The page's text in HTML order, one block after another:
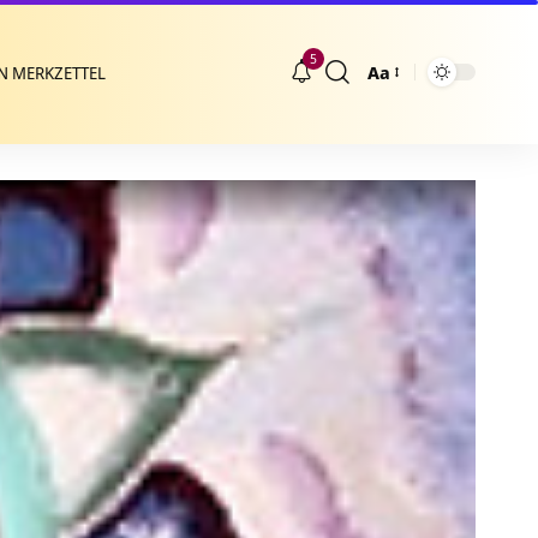
MERKZETTEL
5
Größenänderung
Aa